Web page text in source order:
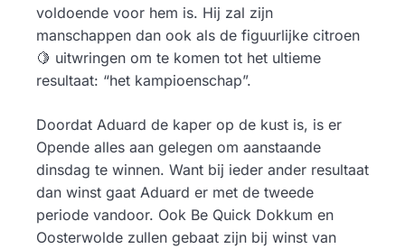
voldoende voor hem is. Hij zal zijn
manschappen dan ook als de figuurlijke citroen
🍋 uitwringen om te komen tot het ultieme
resultaat: “het kampioenschap”.
Doordat Aduard de kaper op de kust is, is er
Opende alles aan gelegen om aanstaande
dinsdag te winnen. Want bij ieder ander resultaat
dan winst gaat Aduard er met de tweede
periode vandoor. Ook Be Quick Dokkum en
Oosterwolde zullen gebaat zijn bij winst van